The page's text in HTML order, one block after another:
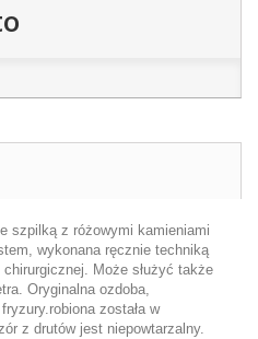
szpilką z różowymi kamieniami
wykonana ręcznie techniką
Może służyć także
Oryginalna ozdoba,
została w
z drutów jest niepowtarzalny.